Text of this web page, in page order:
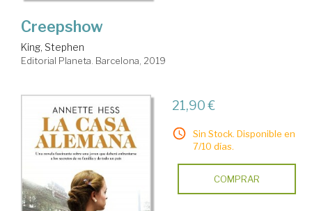
Creepshow
King, Stephen
Editorial Planeta. Barcelona, 2019
21,90 €
Sin Stock. Disponible en
7/10 días.
COMPRAR